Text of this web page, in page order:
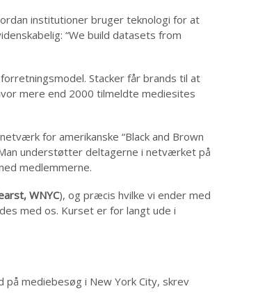
institutioner bruger teknologi for at
“We build datasets from
Stacker får brands til at
mere end 2000 tilmeldte mediesites
for amerikanske “Black and Brown
understøtter deltagerne i netværket på
medlemmerne.
WNYC), og præcis hvilke vi ender med
med os. Kurset er for langt ude i
på mediebesøg i New York City, skrev